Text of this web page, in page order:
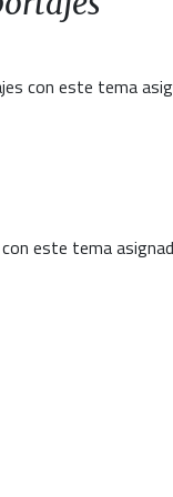
con este tema
este tema